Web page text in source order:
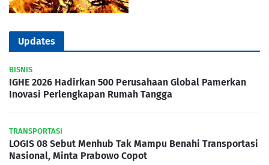
Updates
BISNIS
IGHE 2026 Hadirkan 500 Perusahaan Global Pamerkan
Inovasi Perlengkapan Rumah Tangga
TRANSPORTASI
LOGIS 08 Sebut Menhub Tak Mampu Benahi Transportasi
Nasional, Minta Prabowo Copot